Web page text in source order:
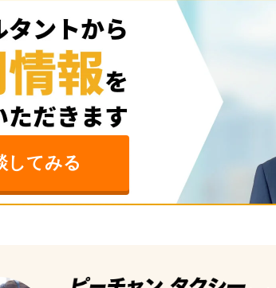
まずは気軽に相談